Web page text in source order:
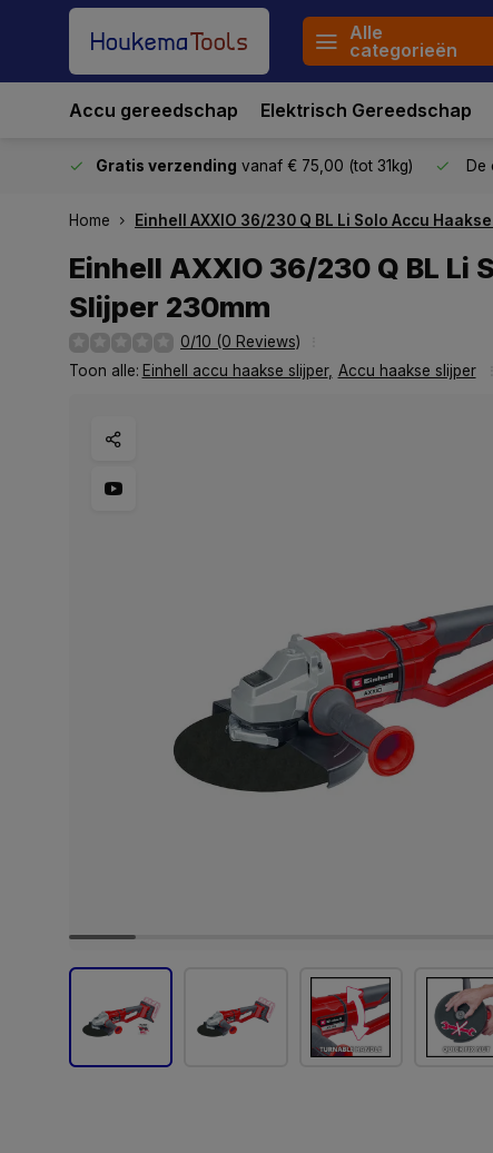
Alle
categorieën
Accu gereedschap Elektrisch Gereedschap
Gratis verzending vanaf € 75,00 (tot 31kg) De
Home Einhell AXXIO 36/230 Q BL Li Solo Accu
Einhell AXXIO 36/230 Q BL Li
Slijper 230mm
0/10 (0 Reviews)
Toon alle: Einhell accu haakse slijper, Accu haakse slijper